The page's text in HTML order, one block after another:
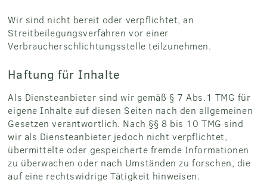
Wir sind nicht bereit oder verpflichtet, an
Streitbeilegungsverfahren vor einer
Verbraucherschlichtungsstelle teilzunehmen.
Haftung für Inhalte
Als Diensteanbieter sind wir gemäß § 7 Abs.1 TMG für
eigene Inhalte auf diesen Seiten nach den allgemeinen
Gesetzen verantwortlich. Nach §§ 8 bis 10 TMG sind
wir als Diensteanbieter jedoch nicht verpflichtet,
übermittelte oder gespeicherte fremde Informationen
zu überwachen oder nach Umständen zu forschen, die
auf eine rechtswidrige Tätigkeit hinweisen.